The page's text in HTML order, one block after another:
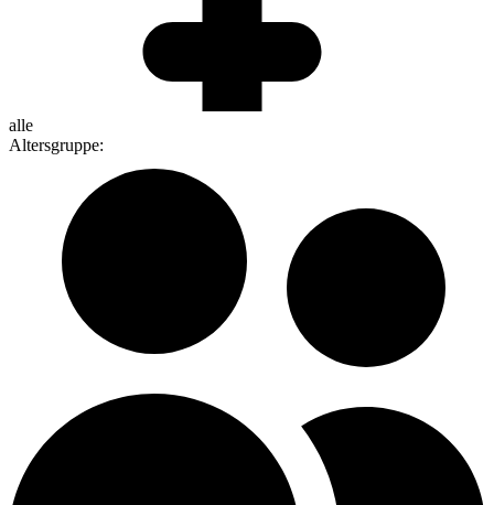
alle
Altersgruppe: